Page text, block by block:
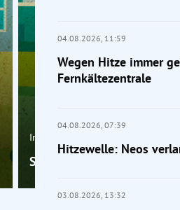
Inland
Sind wir eigentlich noch zu
04.08.2026, 11:59
Wegen Hitze immer
Fernkältezentrale
04.08.2026, 07:39
Hitzewelle: Neos
03.08.2026, 13:32